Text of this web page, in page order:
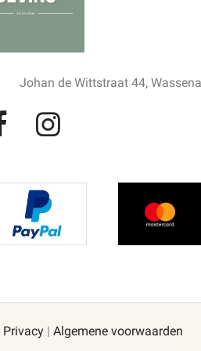
Johan de Wittstraat 44,
Privacy | Algemene voorwaarden